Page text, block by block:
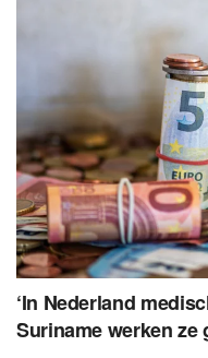
‘In Nederland
Suriname werken ze